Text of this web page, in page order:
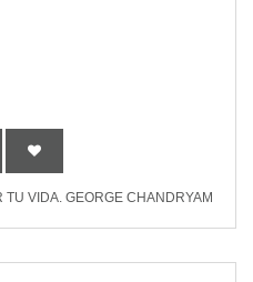
TU VIDA. GEORGE CHANDRYAM